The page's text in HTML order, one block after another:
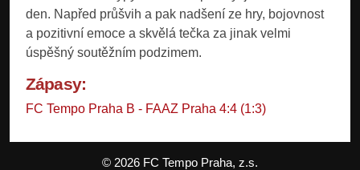
den. Napřed průšvih a pak nadšení ze hry, bojovnost
a pozitivní emoce a skvělá tečka za jinak velmi
úspěšný soutěžním podzimem.
Zápasy:
FC Tempo Praha B - FAAZ Praha 4:4 (1:3)
© 2026 FC Tempo Praha, z.s.